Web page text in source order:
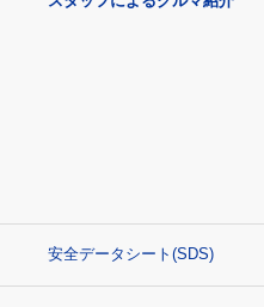
安全データシート(SDS)